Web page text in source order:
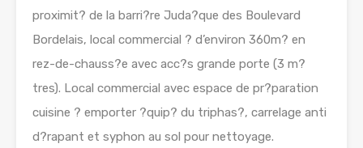
proximit? de la barri?re Juda?que des Boulevard
Bordelais, local commercial ? d’environ 360m? en
rez-de-chauss?e avec acc?s grande porte (3 m?
tres). Local commercial avec espace de pr?paration
cuisine ? emporter ?quip? du triphas?, carrelage anti
d?rapant et syphon au sol pour nettoyage.